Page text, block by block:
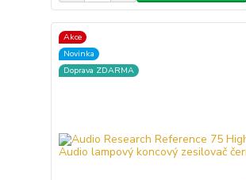
Akce
Novinka
Doprava ZDARMA